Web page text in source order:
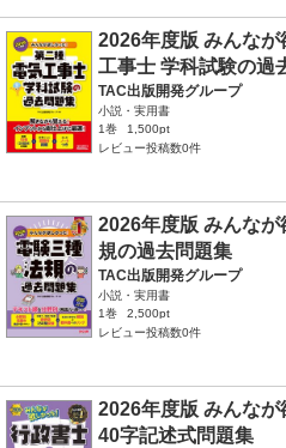
2026年度版 みんな
工事士 学科試験の過
TAC出版開発グループ
小説・実用書
1巻
1,500pt
レビュー投稿数0件
2026年度版 みんな
規の過去問題集
TAC出版開発グループ
小説・実用書
1巻
2,500pt
レビュー投稿数0件
2026年度版 みんな
40字記述式問題集